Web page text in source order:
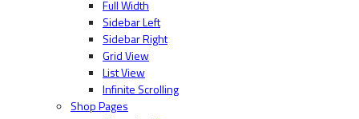
Full Width
Sidebar Left
Sidebar Right
Grid View
List View
Infinite Scrolling
Shop Pages